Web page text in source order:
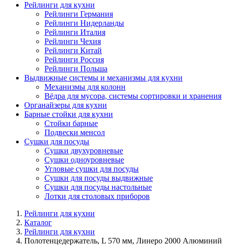
Рейлинги для кухни
Рейлинги Германия
Рейлинги Нидерланды
Рейлинги Италия
Рейлинги Чехия
Рейлинги Китай
Рейлинги Россия
Рейлинги Польша
Выдвижные системы и механизмы для кухни
Механизмы для колонн
Вёдра для мусора, системы сортировки и хранения
Органайзеры для кухни
Барные стойки для кухни
Стойки барные
Подвески менсол
Сушки для посуды
Сушки двухуровневые
Сушки одноуровневые
Угловые сушки для посуды
Сушки для посуды выдвижные
Сушки для посуды настольные
Лотки для столовых приборов
Рейлинги для кухни
Каталог
Рейлинги для кухни
Полотенцедержатель, L 570 мм, Линеро 2000 Алюминий